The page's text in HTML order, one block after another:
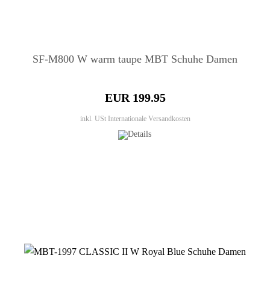
SF-M800 W warm taupe MBT Schuhe Damen
EUR 199.95
inkl. USt Internationale Versandkosten